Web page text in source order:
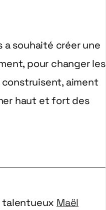
a souhaité créer une
pour changer les
construisent, aiment
haut et fort des
talentueux Maël